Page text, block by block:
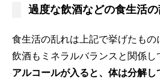
過度な飲酒などの食生活
食生活の乱れは上記で挙げたも
飲酒もミネラルバランスと関係し
アルコールが入ると、体は分解し